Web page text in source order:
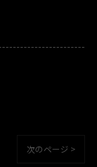
次のページ >